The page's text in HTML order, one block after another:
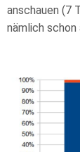
anschauen (7
nämlich schon